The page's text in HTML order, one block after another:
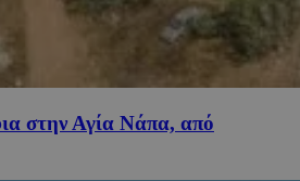
στην Αγία Νάπα, από